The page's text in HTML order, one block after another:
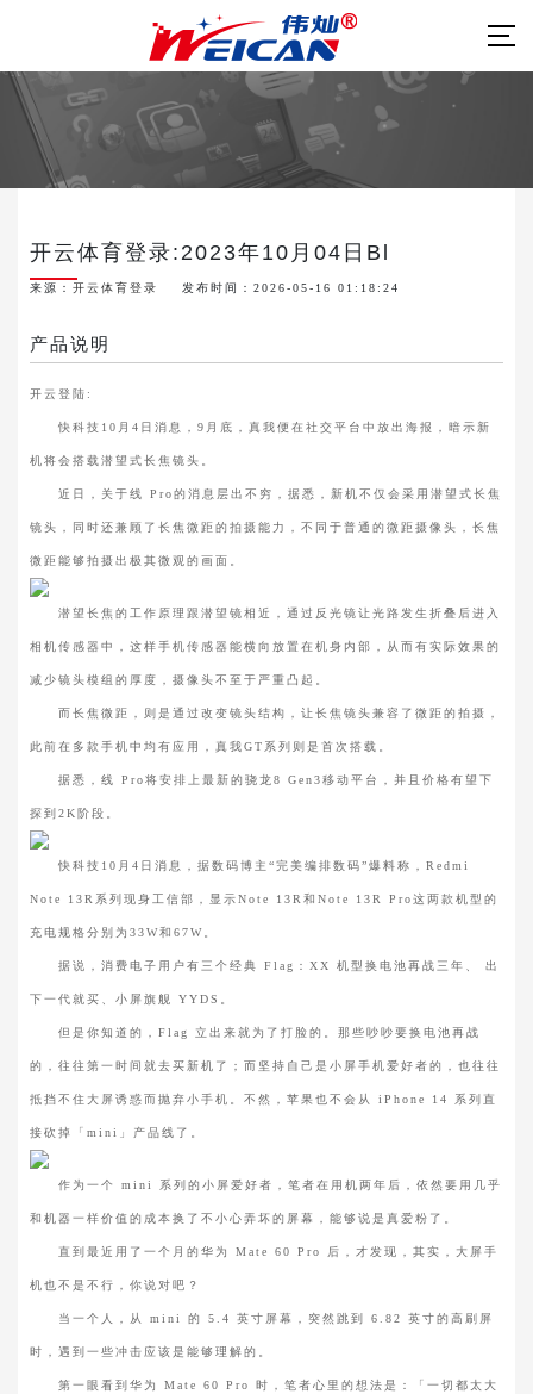
开云体育登录:2023年10月04日Bl
来源： 开云体育登录 发布时间：2026-05-16 01:18:24
产品说明
开云登陆:
快科技10月4日消息，9月底，真我便在社交平台中放出海报，暗示新
机将会搭载潜望式长焦镜头。
近日，关于线 Pro的消息层出不穷，据悉，新机不仅会采用潜望式长焦
镜头，同时还兼顾了长焦微距的拍摄能力，不同于普通的微距摄像头，长焦
微距能够拍摄出极其微观的画面。
潜望长焦的工作原理跟潜望镜相近，通过反光镜让光路发生折叠后进入
相机传感器中，这样手机传感器能横向放置在机身内部，从而有实际效果的
减少镜头模组的厚度，摄像头不至于严重凸起。
而长焦微距，则是通过改变镜头结构，让长焦镜头兼容了微距的拍摄，
此前在多款手机中均有应用，真我GT系列则是首次搭载。
据悉，线 Pro将安排上最新的骁龙8 Gen3移动平台，并且价格有望下
探到2K阶段。
快科技10月4日消息，据数码博主“完美编排数码”爆料称，Redmi
Note 13R系列现身工信部，显示Note 13R和Note 13R Pro这两款机型的
充电规格分别为33W和67W。
据说，消费电子用户有三个经典 Flag：XX 机型换电池再战三年、 出
下一代就买、小屏旗舰 YYDS。
但是你知道的，Flag 立出来就为了打脸的。那些吵吵要换电池再战
的，往往第一时间就去买新机了；而坚持自己是小屏手机爱好者的，也往往
抵挡不住大屏诱惑而抛弃小手机。不然，苹果也不会从 iPhone 14 系列直
接砍掉「mini」产品线了。
作为一个 mini 系列的小屏爱好者，笔者在用机两年后，依然要用几乎
和机器一样价值的成本换了不小心弄坏的屏幕，能够说是真爱粉了。
直到最近用了一个月的华为 Mate 60 Pro 后，才发现，其实，大屏手
机也不是不行，你说对吧？
当一个人，从 mini 的 5.4 英寸屏幕，突然跳到 6.82 英寸的高刷屏
时，遇到一些冲击应该是能够理解的。
第一眼看到华为 Mate 60 Pro 时，笔者心里的想法是：「一切都太大